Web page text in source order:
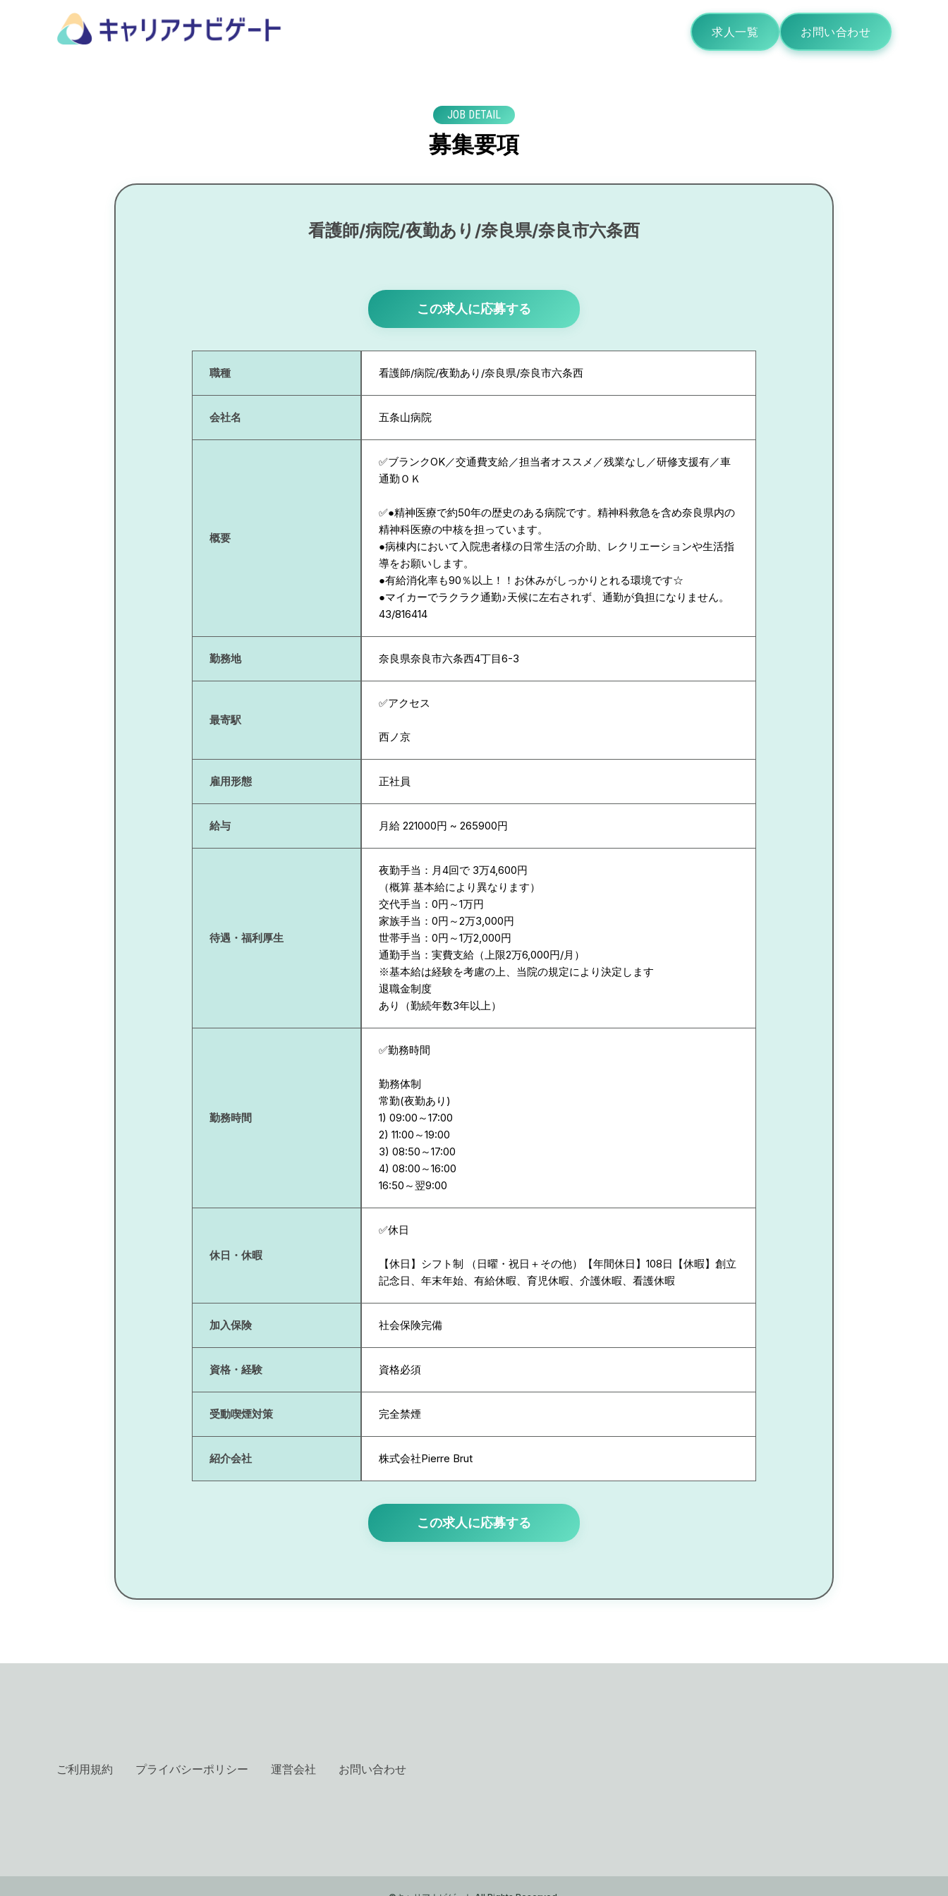
求人一覧 お問い合わせ
JOB DETAIL
募集要項
看護師/病院/夜勤あり/奈良県/奈良市六条西
この求人に応募する
職種 看護師/病院/夜勤あり/奈良県/奈良市六条西
会社名 五条山病院
概要
✅ブランクOK／交通費支給／担当者オススメ／残業なし／研修支援有／車
通勤ＯＫ
✅●精神医療で約50年の歴史のある病院です。精神科救急を含め奈良県内の
精神科医療の中核を担っています。
●病棟内において入院患者様の日常生活の介助、レクリエーションや生活指
導をお願いします。
●有給消化率も90％以上！！お休みがしっかりとれる環境です☆
●マイカーでラクラク通勤♪天候に左右されず、通勤が負担になりません。
43/816414
勤務地 奈良県奈良市六条西4丁目6-3
最寄駅
✅アクセス
西ノ京
雇用形態 正社員
給与 月給 221000円 ~ 265900円
待遇・福利厚生
夜勤手当：月4回で 3万4,600円
（概算 基本給により異なります）
交代手当：0円～1万円
家族手当：0円～2万3,000円
世帯手当：0円～1万2,000円
通勤手当：実費支給（上限2万6,000円/月）
※基本給は経験を考慮の上、当院の規定により決定します
退職金制度
あり（勤続年数3年以上）
勤務時間
✅勤務時間
勤務体制
常勤(夜勤あり)
1) 09:00～17:00
2) 11:00～19:00
3) 08:50～17:00
4) 08:00～16:00
休日・休暇
✅休日
【休日】シフト制 （日曜・祝日＋その他）【年間休日】108日【休暇】創立
記念日、年末年始、有給休暇、育児休暇、介護休暇、看護休暇
加入保険 社会保険完備
資格・経験 資格必須
受動喫煙対策 完全禁煙
紹介会社 株式会社Pierre Brut
この求人に応募する
ご利用規約 プライバシーポリシー 運営会社 お問い合わせ